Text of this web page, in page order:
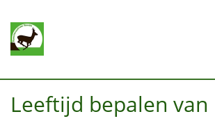
Leeftijd bepalen van